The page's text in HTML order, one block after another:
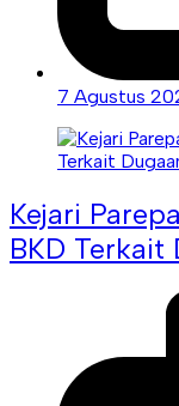
7 Agustus
Kejari
BKD